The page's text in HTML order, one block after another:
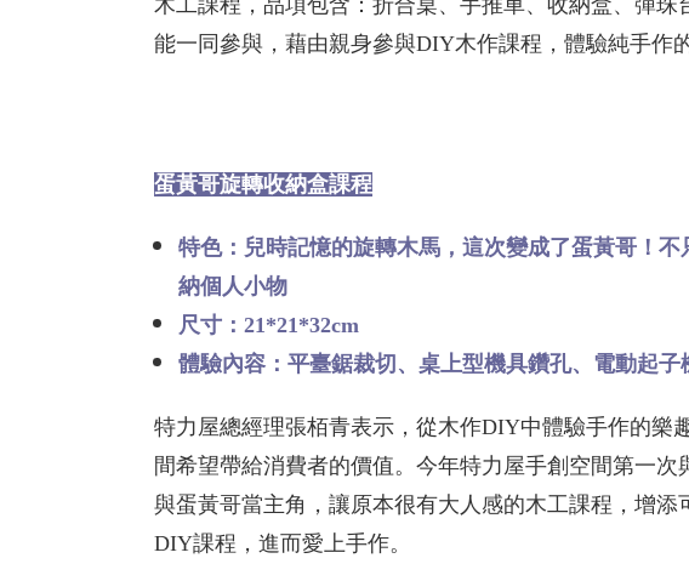
木工課程，品項包含：折合桌、手推車、收納盒、彈
能一同參與，藉由親身參與DIY木作課程，體驗純手作
蛋黃哥旋轉收納盒課程
特色：兒時記憶的旋轉木馬，這次變成了蛋黃哥！
納個人小物
尺寸：21*21*32cm
體驗內容：平臺鋸裁切、桌上型機具鑽孔、電動起
特力屋總經理張栢青表示，從木作DIY中體驗手作的樂
間希望帶給消費者的價值。今年特力屋手創空間第一
與蛋黃哥當主角，讓原本很有大人感的木工課程，增
DIY課程，進而愛上手作。